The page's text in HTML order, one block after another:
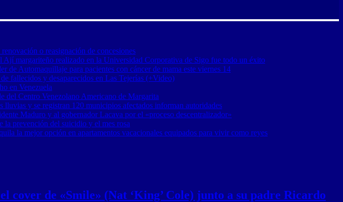
o reasignación de concesiones
margariteño realizado en la Universidad Corporativa de Sigo fue todo un éxito
Automaquillaje para pacientes con cáncer de mama este viernes 14
fallecidos y desaparecidos en Las Tejerías (+Video)
en Venezuela
del Centro Venezolano Americano de Margarita
y se registran 120 municipios afectados informan autoridades
Maduro y al gobernador Lacava por el «proceso descentralizador»
la prevención del suicidio y el mes rosa
la mejor opción en apartamentos vacacionales equipados para vivir como reyes
cover de «Smile» (Nat ‘King’ Cole) junto a su padre Ricardo